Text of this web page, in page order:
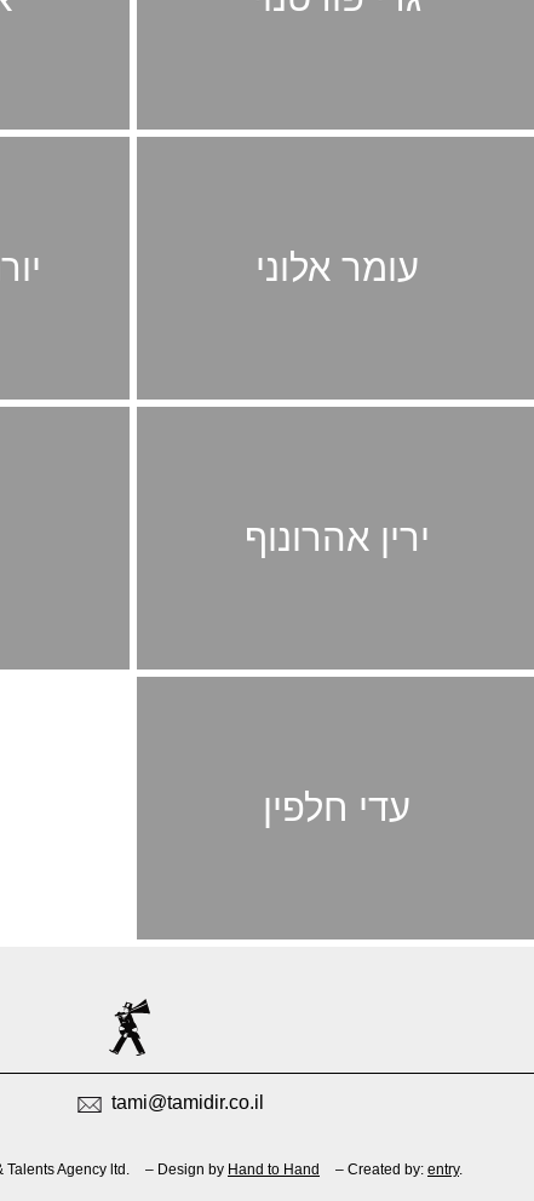
עומר אלוני
ירין אהרונוף
עדי חלפין
tami@tamidir.co.il
Agency ltd. – Design by Hand to Hand – Created by: entry.